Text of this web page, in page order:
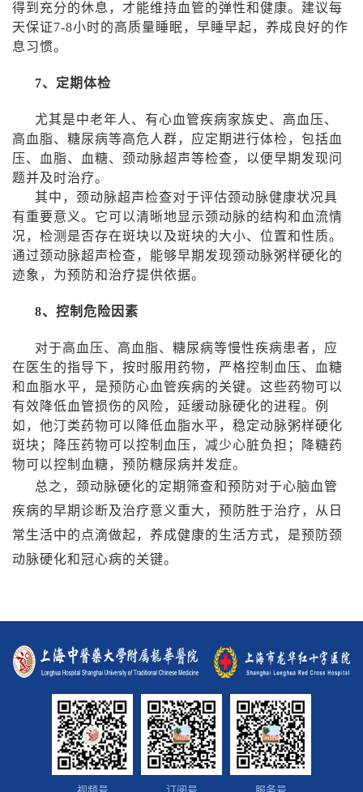
得到充分的休息，才能维持血管的弹性和健康。建议每
天保证7-8小时的高质量睡眠，早睡早起，养成良好的作
息习惯。
7、定期体检
尤其是中老年人、有心血管疾病家族史、高血压、
高血脂、糖尿病等高危人群，应定期进行体检，包括血
压、血脂、血糖、颈动脉超声等检查，以便早期发现问
题并及时治疗。
其中，颈动脉超声检查对于评估颈动脉健康状况具
有重要意义。它可以清晰地显示颈动脉的结构和血流情
况，检测是否存在斑块以及斑块的大小、位置和性质。
通过颈动脉超声检查，能够早期发现颈动脉粥样硬化的
迹象，为预防和治疗提供依据。
8、控制危险因素
对于高血压、高血脂、糖尿病等慢性疾病患者，应
在医生的指导下，按时服用药物，严格控制血压、血糖
和血脂水平，是预防心血管疾病的关键。这些药物可以
有效降低血管损伤的风险，延缓动脉硬化的进程。例
如，他汀类药物可以降低血脂水平，稳定动脉粥样硬化
斑块；降压药物可以控制血压，减少心脏负担；降糖药
物可以控制血糖，预防糖尿病并发症。
总之，颈动脉硬化的定期筛查和预防对于心脑血管
疾病的早期诊断及治疗意义重大，预防胜于治疗，从日
常生活中的点滴做起，养成健康的生活方式，是预防颈
动脉硬化和冠心病的关键。